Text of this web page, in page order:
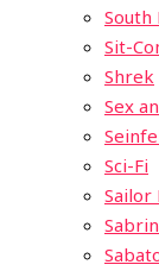
South
Sit-
Shrek
Sex
Sci-Fi
Sailor